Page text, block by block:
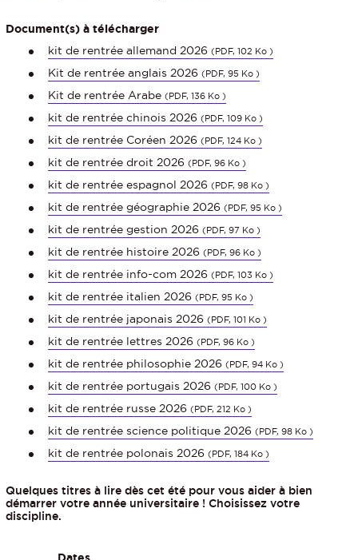
Document(s) à télécharger
kit de rentrée allemand 2026 (PDF, 102 Ko )
Kit de rentrée anglais 2026 (PDF, 95 Ko )
Kit de rentrée Arabe (PDF, 136 Ko )
kit de rentrée chinois 2026 (PDF, 109 Ko )
kit de rentrée Coréen 2026 (PDF, 124 Ko )
kit de rentrée droit 2026 (PDF, 96 Ko )
kit de rentrée espagnol 2026 (PDF, 98 Ko )
kit de rentrée géographie 2026 (PDF, 95 Ko )
kit de rentrée gestion 2026 (PDF, 97 Ko )
kit de rentrée histoire 2026 (PDF, 96 Ko )
kit de rentrée info-com 2026 (PDF, 103 Ko )
kit de rentrée italien 2026 (PDF, 95 Ko )
kit de rentrée japonais 2026 (PDF, 101 Ko )
kit de rentrée lettres 2026 (PDF, 96 Ko )
kit de rentrée philosophie 2026 (PDF, 94 Ko )
kit de rentrée portugais 2026 (PDF, 100 Ko )
kit de rentrée russe 2026 (PDF, 212 Ko )
kit de rentrée science politique 2026 (PDF, 98 Ko )
kit de rentrée polonais 2026 (PDF, 184 Ko )
Quelques titres à lire dès cet été pour vous aider à bien
démarrer votre année universitaire ! Choisissez votre
discipline.